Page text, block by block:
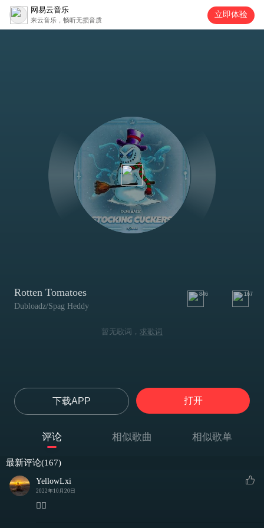
网易云音乐
来云音乐，畅听无损音质
立即体验
Rotten Tomatoes
Dubloadz/Spag Heddy
846 167
暂无歌词， 求歌词
下载APP 打开
评论 相似歌曲 相似歌单
最新评论(167)
YellowLxi
2022年10月20日
😶‍🌫️